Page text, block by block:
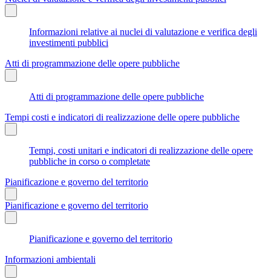
Informazioni relative ai nuclei di valutazione e verifica degli
investimenti pubblici
Atti di programmazione delle opere pubbliche
Atti di programmazione delle opere pubbliche
Tempi costi e indicatori di realizzazione delle opere pubbliche
Tempi, costi unitari e indicatori di realizzazione delle opere
pubbliche in corso o completate
Pianificazione e governo del territorio
Pianificazione e governo del territorio
Pianificazione e governo del territorio
Informazioni ambientali